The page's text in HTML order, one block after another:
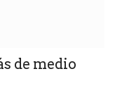
de medio